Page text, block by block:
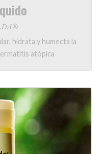
hidrata y humecta la
atópica